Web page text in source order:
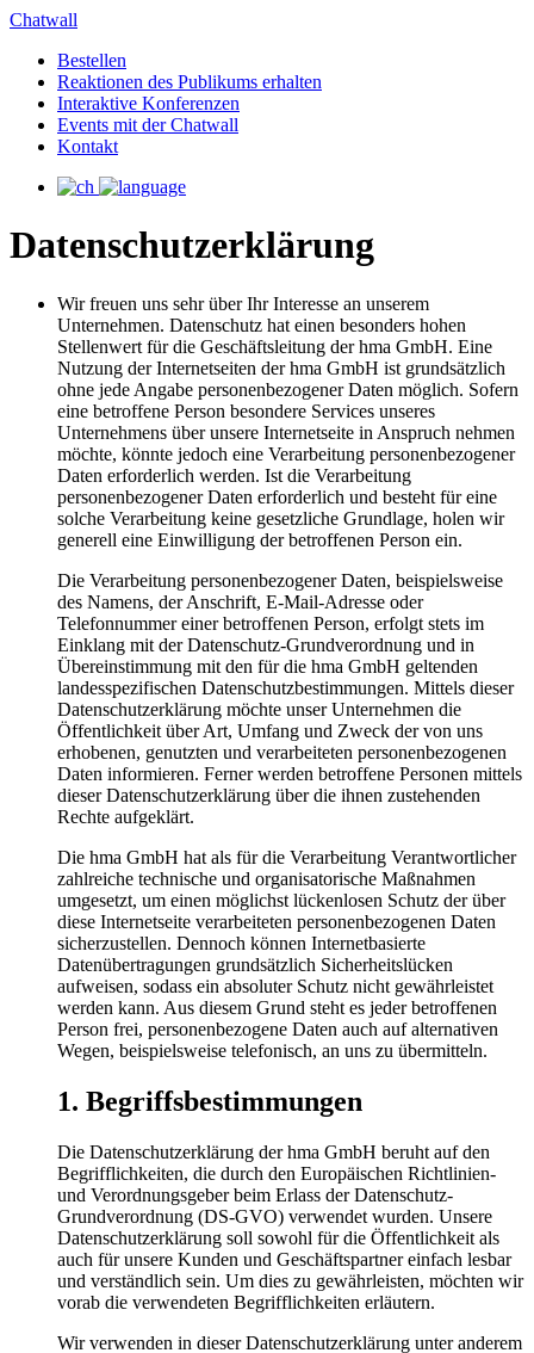
Chatwall
Bestellen
Reaktionen des Publikums erhalten
Interaktive Konferenzen
Events mit der Chatwall
Kontakt
Datenschutzerklärung
Wir freuen uns sehr über Ihr Interesse an unserem
Unternehmen. Datenschutz hat einen besonders hohen
Stellenwert für die Geschäftsleitung der hma GmbH. Eine
Nutzung der Internetseiten der hma GmbH ist grundsätzlich
ohne jede Angabe personenbezogener Daten möglich. Sofern
eine betroffene Person besondere Services unseres
Unternehmens über unsere Internetseite in Anspruch nehmen
möchte, könnte jedoch eine Verarbeitung personenbezogener
Daten erforderlich werden. Ist die Verarbeitung
personenbezogener Daten erforderlich und besteht für eine
solche Verarbeitung keine gesetzliche Grundlage, holen wir
generell eine Einwilligung der betroffenen Person ein.
Die Verarbeitung personenbezogener Daten, beispielsweise
des Namens, der Anschrift, E-Mail-Adresse oder
Telefonnummer einer betroffenen Person, erfolgt stets im
Einklang mit der Datenschutz-Grundverordnung und in
Übereinstimmung mit den für die hma GmbH geltenden
landesspezifischen Datenschutzbestimmungen. Mittels dieser
Datenschutzerklärung möchte unser Unternehmen die
Öffentlichkeit über Art, Umfang und Zweck der von uns
erhobenen, genutzten und verarbeiteten personenbezogenen
Daten informieren. Ferner werden betroffene Personen mittels
dieser Datenschutzerklärung über die ihnen zustehenden
Rechte aufgeklärt.
Die hma GmbH hat als für die Verarbeitung Verantwortlicher
zahlreiche technische und organisatorische Maßnahmen
umgesetzt, um einen möglichst lückenlosen Schutz der über
diese Internetseite verarbeiteten personenbezogenen Daten
sicherzustellen. Dennoch können Internetbasierte
Datenübertragungen grundsätzlich Sicherheitslücken
aufweisen, sodass ein absoluter Schutz nicht gewährleistet
werden kann. Aus diesem Grund steht es jeder betroffenen
Person frei, personenbezogene Daten auch auf alternativen
Wegen, beispielsweise telefonisch, an uns zu übermitteln.
1. Begriffsbestimmungen
Die Datenschutzerklärung der hma GmbH beruht auf den
Begrifflichkeiten, die durch den Europäischen Richtlinien-
und Verordnungsgeber beim Erlass der Datenschutz-
Grundverordnung (DS-GVO) verwendet wurden. Unsere
Datenschutzerklärung soll sowohl für die Öffentlichkeit als
auch für unsere Kunden und Geschäftspartner einfach lesbar
und verständlich sein. Um dies zu gewährleisten, möchten wir
vorab die verwendeten Begrifflichkeiten erläutern.
Wir verwenden in dieser Datenschutzerklärung unter anderem